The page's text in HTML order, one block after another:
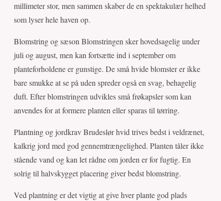
millimeter stor, men sammen skaber de en spektakulær helhed
som lyser hele haven op.
Blomstring og sæson Blomstringen sker hovedsagelig under
juli og august, men kan fortsætte ind i september om
planteforholdene er gunstige. De små hvide blomster er ikke
bare smukke at se på uden spreder også en svag, behagelig
duft. Efter blomstringen udvikles små frøkapsler som kan
anvendes for at formere planten eller sparas til tørring.
Plantning og jordkrav Brudeslør hvid trives bedst i veldrænet,
kalkrig jord med god gennemtrængelighed. Planten tåler ikke
stående vand og kan let rådne om jorden er for fugtig. En
solrig til halvskygget placering giver bedst blomstring.
Ved plantning er det vigtig at give hver plante god plads